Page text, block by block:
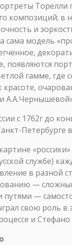
Торелли
композиций; в
и
сама модель
появляются
гамме, где
красоте,
c 1762г до
Петербурге в
службе)
в разной
—
—
свою роль в
и Стефано